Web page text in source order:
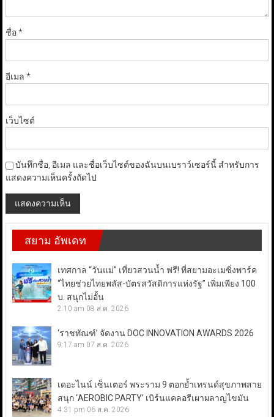
ชื่อ*
อีเมล *
เว็บไซต์
บันทึกชื่อ, อีเมล และชื่อเว็บไซต์ของฉันบนเบราว์เซอร์นี้ สำหรับการ
แสดงความเห็นครั้งถัดไป
สยาม อัพเดท
เทศกาล “วันแม่” เที่ยวสวนน้ำ ฟรี! ที่สยามอะเมซิ่งพาร์ค
“ไทยช่วยไทยพลัส-บัตรสวัสดิการแห่งรัฐ” เพิ่มเพียง 100
บ. สนุกไม่อั้น
2:10 am 08 ส.ค. 2026
‘ราชทัณฑ์’ จัดงาน DOC INNOVATION AWARDS 2026
9:17 am 07 ส.ค. 2026
เดอะไนน์ เซ็นเตอร์ พระราม 9 ตอกย้ำเทรนด์สุขภาพสาย
สนุก ‘AEROBIC PARTY’ เบิร์นแคลอรีเผาผลาญไขมัน
4:31 pm 06 ส.ค. 2026